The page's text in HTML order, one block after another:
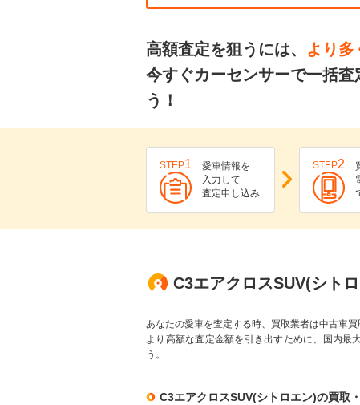
高額査定を狙うには、 より多
今すぐカーセンサーで一括
う！
STEP1
愛車情報を
入力して
査定申し込み
STEP2
C3エアクロスSUV(シト
あなたの愛車を査定する時、買取業者は中古車買
より高額な査定金額を引き出すために、国内最
う。
C3エアクロスSUV(シトロエン)の買取